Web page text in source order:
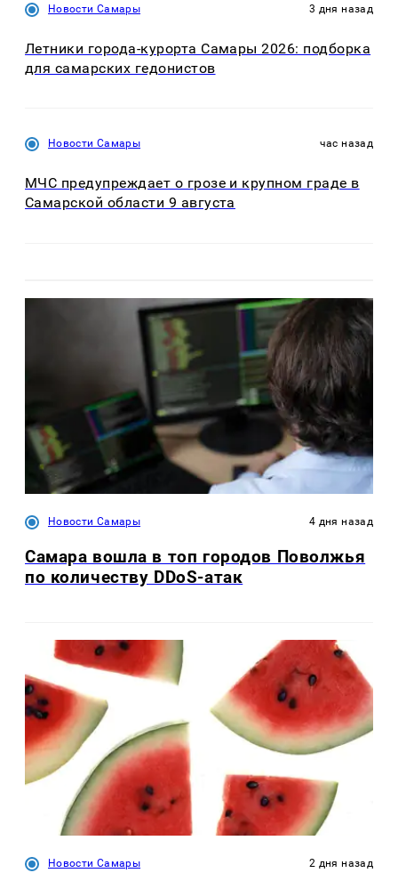
Новости Самары 3 дня назад
Летники города-курорта Самары 2026: подборка
для самарских гедонистов
Новости Самары час назад
МЧС предупреждает о грозе и крупном граде в
Самарской области 9 августа
Новости Самары 4 дня назад
Самара вошла в топ городов Поволжья
по количеству DDoS-атак
Новости Самары 2 дня назад